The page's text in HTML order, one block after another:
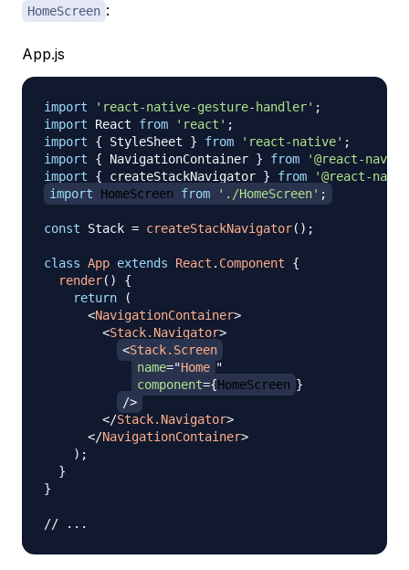
HomeScreen :
App.js
import 'react-native-gesture-handler' ;
import
React from 'react' ;
import
{ StyleSheet } from 'react-native' ;
import
{ NavigationContainer } from
'@react-
import
{ createStackNavigator } from
'@react-
import
HomeScreen from './HomeScreen' ;
const Stack = createStackNavigator( ) ;
class App extends React . Component
{
render( )
{
return
(
<NavigationContainer>
<Stack.Navigator>
<Stack.Screen
name="Home "
component={HomeScreen }
/>
</Stack.Navigator>
</NavigationContainer>
) ;
}
}
// ...